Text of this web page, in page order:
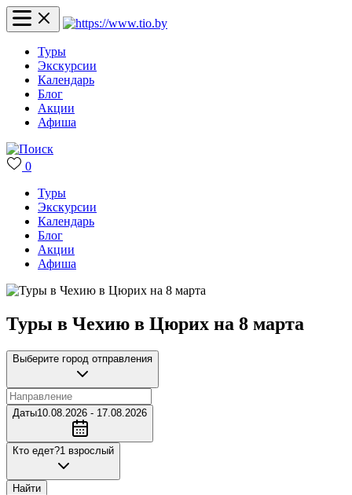
Туры
Экскурсии
Календарь
Блог
Акции
Афиша
0
Туры
Экскурсии
Календарь
Блог
Акции
Афиша
Туры в Чехию в Цюрих на 8 марта
Выберите город отправления
Даты10.08.2026 - 17.08.2026
Кто едет?1 взрослый
Найти